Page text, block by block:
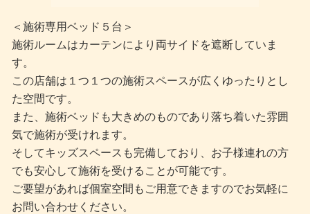
＜施術専用ベッド５台＞
施術ルームはカーテンにより両サイドを遮断していま
す。
この店舗は１つ１つの施術スペースが広くゆったりとし
た空間です。
また、施術ベッドも大きめのものであり落ち着いた雰囲
気で施術が受けれます。
そしてキッズスペースも完備しており、お子様連れの方
でも安心して施術を受けることが可能です。
ご要望があれば個室空間もご用意できますのでお気軽に
お問い合わせください。